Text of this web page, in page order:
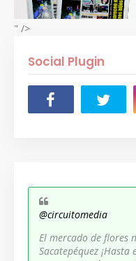
" />
Social Plugin
@circuitomedia
El mercado de flores
Sacatepéquez